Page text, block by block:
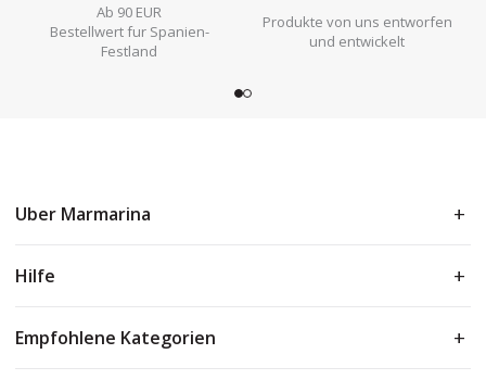
Ab 90 EUR
Bestellwert fur Spanien-
Festland
Produkte von uns entworfen
und entwickelt
Uber Marmarina
Hilfe
Empfohlene Kategorien